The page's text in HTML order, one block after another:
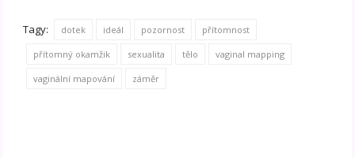
Tagy: dotek ideál pozornost přítomnost
přítomný okamžik sexualita tělo vaginal mapping
vaginální mapování záměr